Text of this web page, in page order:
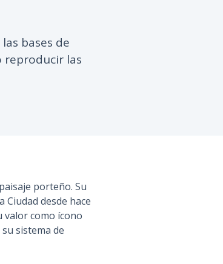
n
bases de
reproducir las
porteño. Su
desde hace
valor como ícono
sistema de